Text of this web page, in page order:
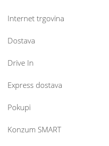
Internet trgovina
Dostava
Drive In
Express dostava
Pokupi
Konzum SMART